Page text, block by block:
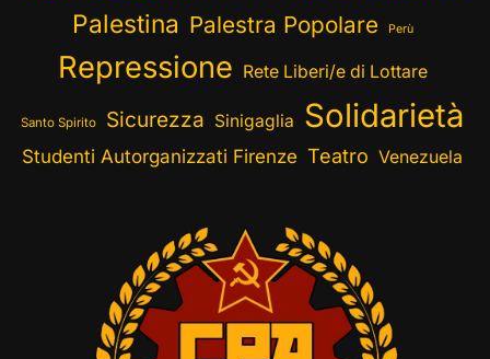
Palestina Palestra Popolare Perù
Repressione Rete Liberi/e di Lottare
Santo Spirito Sicurezza Sinigaglia Solidarietà
Studenti Autorganizzati Firenze Teatro Venezuela